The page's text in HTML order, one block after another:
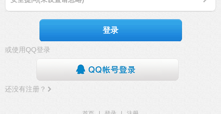
登录
或使用QQ登录
还没有注册？